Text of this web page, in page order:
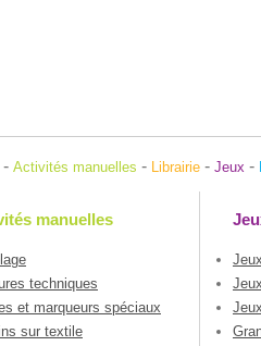
- Activités manuelles - Librairie - Jeux -
manuelles
techniques
et marqueurs spéciaux
sur textile